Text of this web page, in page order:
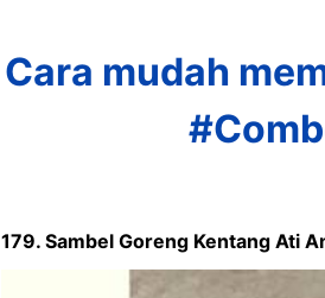
Cara mudah
179. Sambel Goreng Kentang Ati